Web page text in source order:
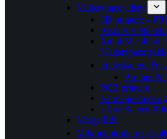
Makerspace udstyr
3D printere –
AEON +
Xtool MetalFab
Makerspace
Folieskærere &
Brother &
PCB printere
Varmepressere
xTool Screen
Merge Edu
Mikrocontrollere og